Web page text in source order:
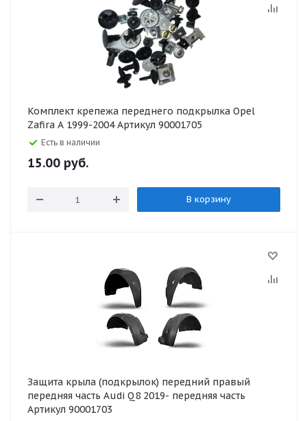
Комплект крепежа переднего подкрылка Opel
Zafira A 1999-2004 Артикул 90001705
Есть в наличии
15.00 руб.
В корзину
Защита крыла (подкрылок) передний правый
передняя часть Audi Q8 2019- передняя часть
Артикул 90001703